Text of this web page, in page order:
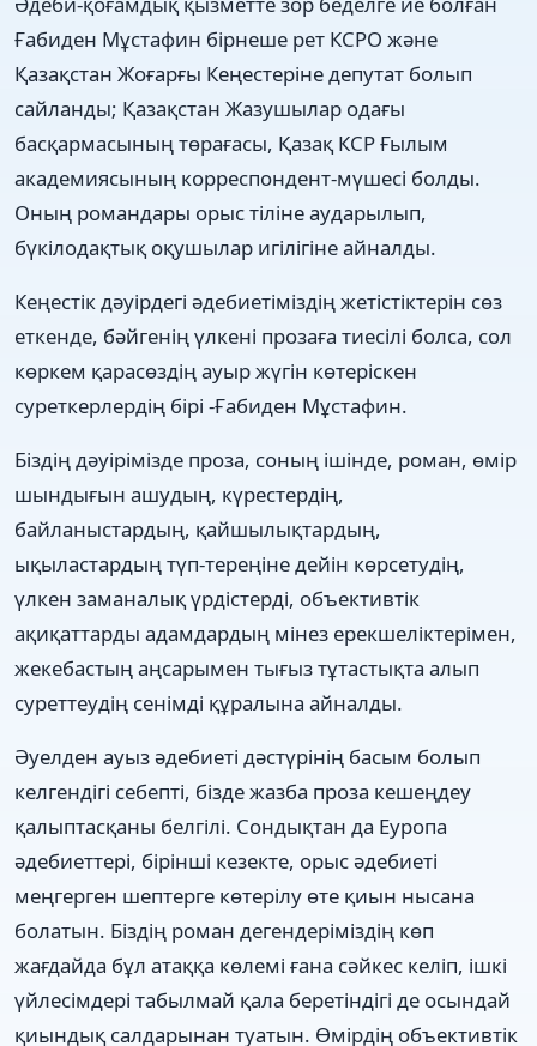
Ғабиден Мұстафин бірнеше рет КСРО және
Қазақстан Жоғарғы Кеңестеріне депутат болып
сайланды; Қазақстан Жазушылар одағы
басқармасының төрағасы, Қазақ КСР Ғылым
академиясының корреспондент-мүшесі болды.
Оның романдары орыс тіліне аударылып,
бүкілодақтық оқушылар игілігіне айналды.
Кеңестік дәуірдегі әдебиетіміздің жетістіктерін сөз
еткенде, бәйгенің үлкені прозаға тиесілі болса, сол
көркем қарасөздің ауыр жүгін көтеріскен
суреткерлердің бірі -Ғабиден Мұстафин.
Біздің дәуірімізде проза, соның ішінде, роман, өмір
шындығын ашудың, күрестердің,
байланыстардың, қайшылықтардың,
ықыластардың түп-тереңіне дейін көрсетудің,
үлкен заманалық үрдістерді, объективтік
ақиқаттарды адамдардың мінез ерекшеліктерімен,
жекебастың аңсарымен тығыз тұтастықта алып
суреттеудің сенімді құралына айналды.
Әуелден ауыз әдебиеті дәстүрінің басым болып
келгендігі себепті, бізде жазба проза кешеңдеу
қалыптасқаны белгілі. Сондықтан да Еуропа
әдебиеттері, бірінші кезекте, орыс әдебиеті
меңгерген шептерге көтерілу өте қиын нысана
болатын. Біздің роман дегендеріміздің көп
жағдайда бұл атаққа көлемі ғана сәйкес келіп, ішкі
үйлесімдері табылмай қала беретіндігі де осындай
қиындық салдарынан туатын. Өмірдің объективтік